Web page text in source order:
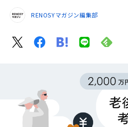
3/5 年金受給は平均モデルで月22万
4/5 早くスタートすれば意外と達
RENOSYマガジン編集部